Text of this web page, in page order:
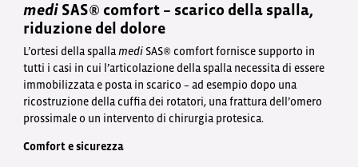
medi SAS® comfort – scarico della spalla,
riduzione del dolore
L’ortesi della spalla medi SAS® comfort fornisce supporto in
tutti i casi in cui l’articolazione della spalla necessita di essere
immobilizzata e posta in scarico – ad esempio dopo una
ricostruzione della cuffia dei rotatori, una frattura dell’omero
prossimale o un intervento di chirurgia protesica.
Comfort e sicurezza